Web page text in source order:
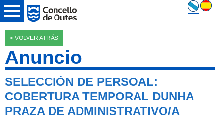
< VOLVER ATRÁS
Anuncio
SELECCIÓN DE PERSOAL:
COBERTURA TEMPORAL DUNHA
PRAZA DE ADMINISTRATIVO/A